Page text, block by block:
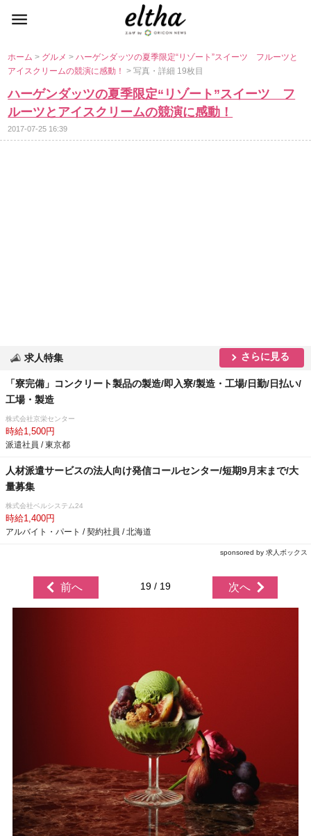
ホーム> グルメ>ハーゲンダッツの夏季限定“リゾート”スイーツ フルーツと
アイスクリームの競演に感動！> 写真・詳細 19枚目
ハーゲンダッツの夏季限定“リゾート”スイーツ フ
ルーツとアイスクリームの競演に感動！
2017-07-25 16:39
求人特集 さらに見る
「寮完備」コンクリート製品の製造/即入寮/製造・工場/日勤/日払い/
工場・製造
株式会社京栄センター
時給1,500円
派遣社員 / 東京都
人材派遣サービスの法人向け発信コールセンター/短期9月末まで/大
量募集
株式会社ベルシステム24
時給1,400円
アルバイト・パート / 契約社員 / 北海道
sponsored by 求人ボックス
前へ 19 / 19 次へ